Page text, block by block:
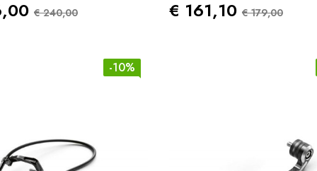
Prezzo Standard
€ 240,00 Prezzo
€ 161,10 Prezzo
€ 179,00
-10%